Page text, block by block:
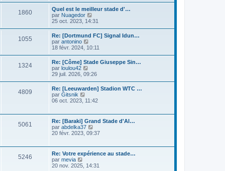
e
d
e
r
n
i
e
r
m
e
s
s
a
g
e
u
l
t
e
r
l
d
e
r
n
i
e
r
m
s
a
g
e
1860
Quel est le meilleur stade d'…
par Nuagedor
o
s
u
t
e
r
e
d
e
r
n
i
r
m
e
s
a
g
25 oct. 2023, 14:31
1055
Re: [Dortmund FC] Signal Idun…
par antonino
o
u
t
e
r
e
e
r
n
i
e
m
e
s
18 févr. 2024, 10:11
1324
Re: [Côme] Stade Giuseppe Sin…
par loulou42
o
s
u
l
t
r
l
e
d
r
n
i
e
r
29 juil. 2026, 09:26
4809
Re: [Leeuwarden] Stadion WTC …
par Gitsnik
o
u
l
t
e
l
e
e
06 oct. 2023, 11:42
5061
Re: [Baraki] Grand Stade d'Al…
par abdelka37
o
l
t
e
20 févr. 2023, 09:37
5246
Re: Votre expérience au stade…
par mevia
20 nov. 2025, 14:31